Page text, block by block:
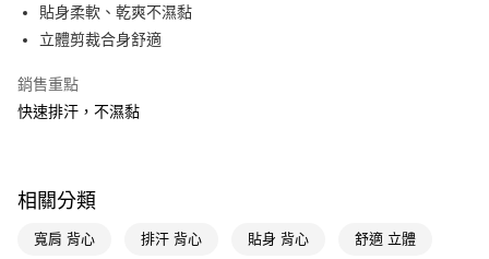
Apple Pay
悠遊付
相關說明
【關於「AFTEE先享後付」】
即享券
貼身柔軟、乾爽不濕黏
立體剪裁合身舒適
銷售重點
快速排汗，不濕黏
相關分類
寬肩 背心 排汗 背心 貼身 背心 舒適 立體